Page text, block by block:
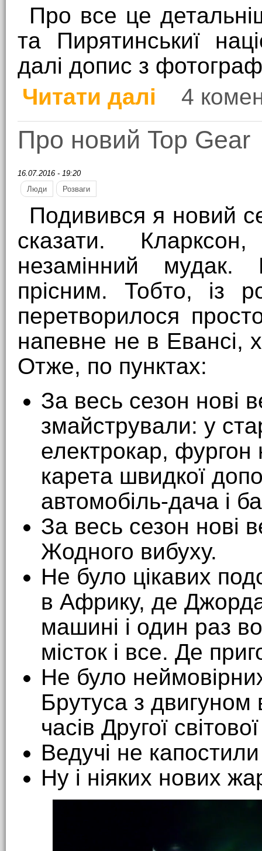
Про все це
та Пирятинськиї
далі допис з
Читати далі
про Панда на
4
Про новий Top Gear
16.07.2016 - 19:20
Люди
Розваги
Подивився я новий
сказати.
незамінний
прісним. Тобто, із
перетворилося
напевне не в Евансі,
Отже, по пунктах:
За весь сезон нові
змайстрували: у
електрокар, фургон
карета швидкої
автомобіль-дача і
За весь сезон нові
Жодного вибуху.
Не було цікавих
в Африку, де
машині і один раз
місток і все. Де
Не було
Брутуса з двигуном
часів Другої
Ведучі не
Ну і ніяких нових